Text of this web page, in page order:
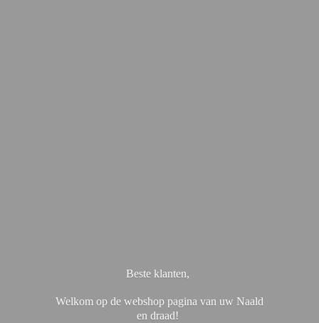
Beste klanten,
Welkom op de webshop pagina van uw Naald
en draad!